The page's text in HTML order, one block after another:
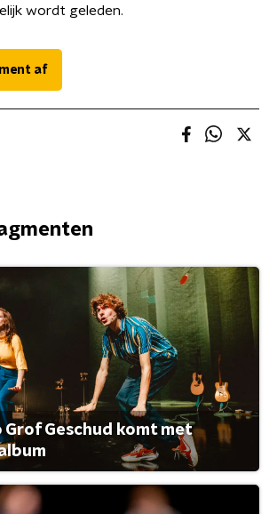
wordt geleden.
af
Geschud komt met